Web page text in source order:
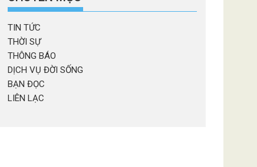
TIN TỨC
THỜI SỰ
THÔNG BÁO
DỊCH VỤ ĐỜI SỐNG
BẠN ĐỌC
LIÊN LẠC